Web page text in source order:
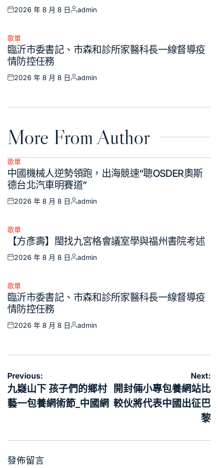
Posted
2026 年 8 月 8 日
Posted
admin
Posted
in
歌單
臨沂市委書記、市森和診所家醫科長一線督導疫
情防控任務
Posted
2026 年 8 月 8 日
Posted
admin
More From Author
Posted
in
歌單
中國機械人逆勢領跑，出海競速“聰OSDER奧斯
德台北汽車明賽道”
Posted
2026 年 8 月 8 日
Posted
admin
Posted
歌單
【方彥壽】閩找九宮格會議室學與福州書院考述
Posted
2026 年 8 月 8 日
Posted
admin
Posted
in
歌單
臨沂市委書記、市森和診所家醫科長一線督導疫
情防控任務
Posted
2026 年 8 月 8 日
Posted
admin
文
章
導
Previous:
九嶷山下 孩子們的鄉村
藝一包養網術節_中國網
Next:
開封倆小專包養網站比
較伙將代表中國出征巴
黎
發佈留言